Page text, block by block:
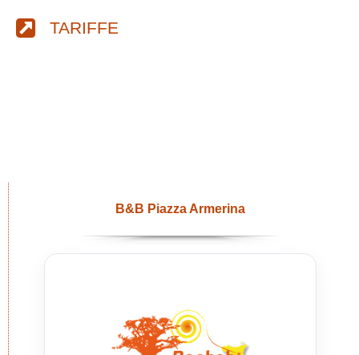
TARIFFE
B&B Piazza Armerina